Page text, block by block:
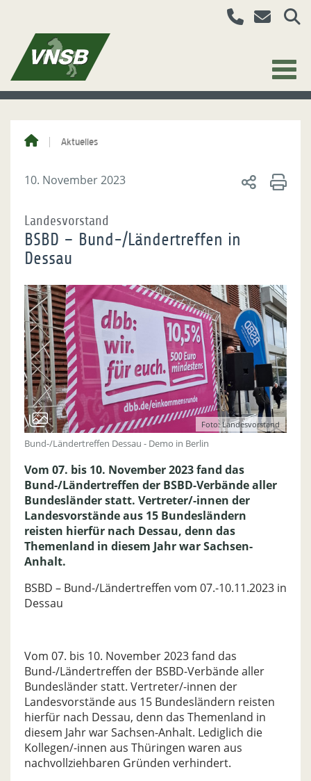
Aktuelles
10. November 2023
Landesvorstand
BSBD – Bund-/Ländertreffen in
Dessau
Foto: Landesvorstand
Bund-/Ländertreffen Dessau - Demo in Berlin
Vom 07. bis 10. November 2023 fand das
Bund-/Ländertreffen der BSBD-Verbände aller
Bundesländer statt. Vertreter/-innen der
Landesvorstände aus 15 Bundesländern
reisten hierfür nach Dessau, denn das
Themenland in diesem Jahr war Sachsen-
Anhalt.
BSBD – Bund-/Ländertreffen vom 07.-10.11.2023 in
Dessau
Vom 07. bis 10. November 2023 fand das
Bund-/Ländertreffen der BSBD-Verbände aller
Bundesländer statt. Vertreter/-innen der
Landesvorstände aus 15 Bundesländern reisten
hierfür nach Dessau, denn das Themenland in
diesem Jahr war Sachsen-Anhalt. Lediglich die
Kollegen/-innen aus Thüringen waren aus
nachvollziehbaren Gründen verhindert.